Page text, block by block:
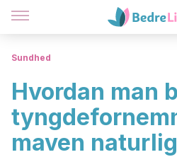
Sundhed
Hvordan man
maven